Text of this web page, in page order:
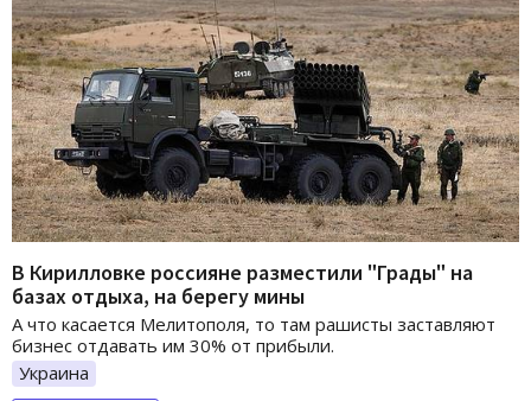
В Кирилловке россияне разместили "Грады" на
базах отдыха, на берегу мины
А что касается Мелитополя, то там рашисты заставляют
бизнес отдавать им 30% от прибыли.
Украина